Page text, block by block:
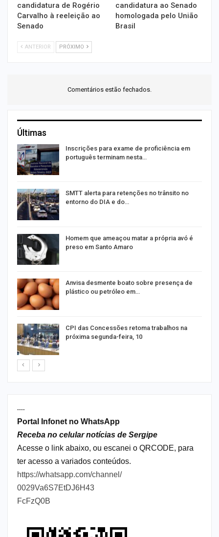
candidatura de Rogério
Carvalho à reeleição ao
Senado
candidatura ao Senado
homologada pelo União
Brasil
ANTERIOR PRÓXIMO
Comentários estão fechados.
Últimas
Inscrições para exame de proficiência em
português terminam nesta…
SMTT alerta para retenções no trânsito no
entorno do DIA e do…
Homem que ameaçou matar a própria avó é
preso em Santo Amaro
Anvisa desmente boato sobre presença de
plástico ou petróleo em…
CPI das Concessões retoma trabalhos na
próxima segunda-feira, 10
----
Portal Infonet no WhatsApp
Receba no celular notícias de Sergipe
Acesse o link abaixo, ou escanei o QRCODE, para
ter acesso a variados conteúdos.
https://whatsapp.com/channel/
0029Va6S7EtDJ6H43
FcFzQ0B